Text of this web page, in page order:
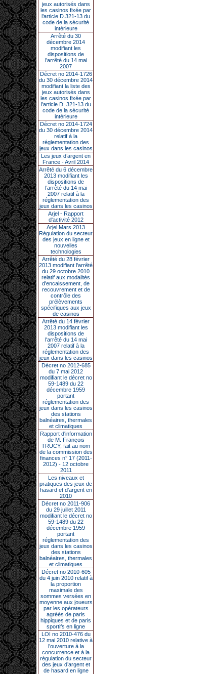
jeux autorisés dans
les casinos fixée par
l’article D.321-13 du
code de la sécurité
intérieure
Arrêté du 30
décembre 2014
modifiant les
dispositions de
l’arrêté du 14 mai
2007
Décret no 2014-1726
du 30 décembre 2014
modifiant la liste des
jeux autorisés dans
les casinos fixée par
l’article D. 321-13 du
code de la sécurité
intérieure
Décret no 2014-1724
du 30 décembre 2014
relatif à la
réglementation des
jeux dans les casinos
Les jeux d’argent en
France - Avril 2014
Arrêté du 6 décembre
2013 modifiant les
dispositions de
l’arrêté du 14 mai
2007 relatif à la
réglementation des
jeux dans les casinos
Arjel - Rapport
d'activité 2012
Arjel Mars 2013
Régulation du secteur
des jeux en ligne et
nouvelles
technologies
Arrêté du 28 février
2013 modifiant l'arrêté
du 29 octobre 2010
relatif aux modalités
d'encaissement, de
recouvrement et de
contrôle des
prélèvements
spécifiques aux jeux
de casinos
Arrêté du 14 février
2013 modifiant les
dispositions de
l'arrêté du 14 mai
2007 relatif à la
réglementation des
jeux dans les casinos
Décret no 2012-685
du 7 mai 2012
modifiant le décret no
59-1489 du 22
décembre 1959
portant
réglementation des
jeux dans les casinos
des stations
balnéaires, thermales
et climatiques
Rapport d'information
de M. François
TRUCY, fait au nom
de la commission des
finances n° 17 (2011-
2012) - 12 octobre
2011
Les niveaux et
pratiques des jeux de
hasard et d’argent en
2010
Décret no 2011-906
du 29 juillet 2011
modifiant le décret no
59-1489 du 22
décembre 1959
portant
réglementation des
jeux dans les casinos
des stations
balnéaires, thermales
et climatiques
Décret no 2010-605
du 4 juin 2010 relatif à
la proportion
maximale des
sommes versées en
moyenne aux joueurs
par les opérateurs
agréés de paris
hippiques et de paris
sportifs en ligne
LOI no 2010-476 du
12 mai 2010 relative à
l’ouverture à la
concurrence et à la
régulation du secteur
des jeux d’argent et
de hasard en ligne